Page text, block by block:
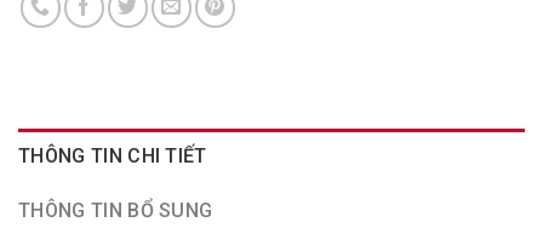
THÔNG TIN CHI TIẾT
THÔNG TIN BỔ SUNG